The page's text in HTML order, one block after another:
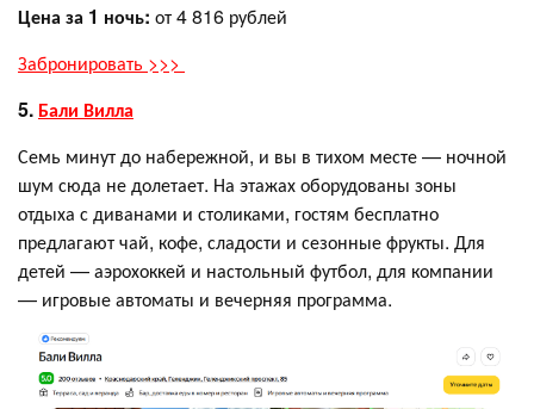
Цена за 1 ночь: от 4 816 рублей
Забронировать >>>
5. Бали Вилла
Семь минут до набережной, и вы в тихом месте — ночной
шум сюда не долетает. На этажах оборудованы зоны
отдыха с диванами и столиками, гостям бесплатно
предлагают чай, кофе, сладости и сезонные фрукты. Для
детей — аэрохоккей и настольный футбол, для компании
— игровые автоматы и вечерняя программа.